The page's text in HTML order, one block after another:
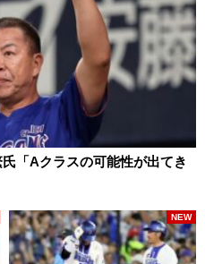
「Aクラスの可能性が出てき
NEW